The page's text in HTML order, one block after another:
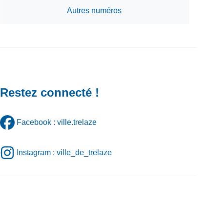
Autres numéros
Restez connecté !
Facebook : ville.trelaze
Instagram : ville_de_trelaze